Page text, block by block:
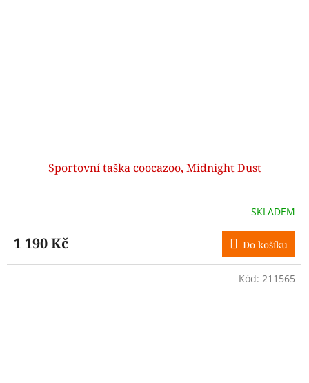
Sportovní taška coocazoo, Midnight Dust
SKLADEM
1 190 Kč Do košíku
Kód: 211565